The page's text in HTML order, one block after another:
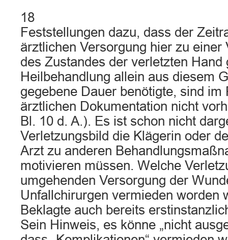
18
Feststellungen dazu, dass der
ärztlichen Versorgung hier zu einer
des Zustandes der verletzten Hand
Heilbehandlung allein aus diesem
gegebene Dauer benötigte, sind im
ärztlichen Dokumentation nicht
Bl. 10 d. A.). Es ist schon nicht
Verletzungsbild die Klägerin oder
Arzt zu anderen
motivieren müssen. Welche
umgehenden Versorgung der
Unfallchirurgen vermieden worden
Beklagte auch bereits
Sein Hinweis, es könne „nicht